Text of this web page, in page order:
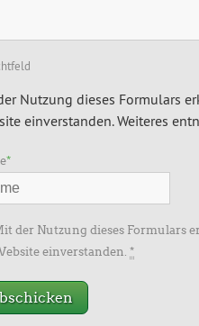
Nutzung dieses Formulars
einverstanden. Weiteres
*
der Nutzung dieses Formulars
einverstanden. *